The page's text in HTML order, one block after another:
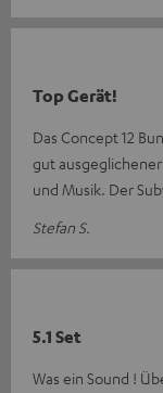
Top Gerät!
Das Concept 12
gut
und Musik. Der
Stefan S.
5.1 Set
Was ein Sound !